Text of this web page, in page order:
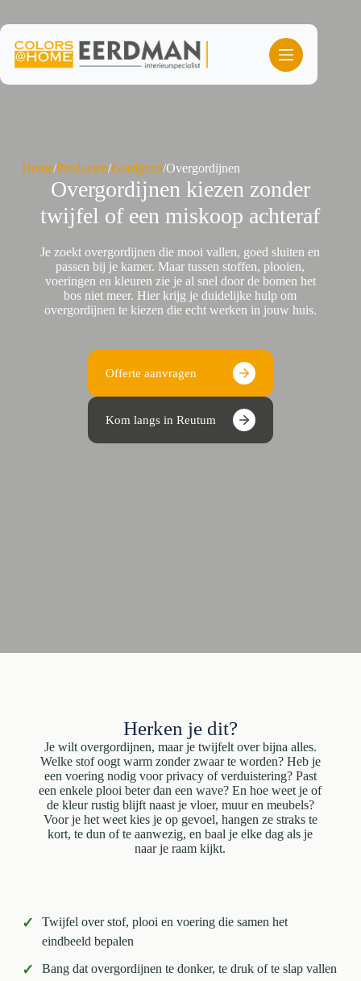
de
inhoud
Home/Producten/Gordijnen/Overgordijnen
Overgordijnen kiezen zonder
twijfel of een miskoop achteraf
Je zoekt overgordijnen die mooi vallen, goed sluiten en
passen bij je kamer. Maar tussen stoffen, plooien,
voeringen en kleuren zie je al snel door de bomen het
bos niet meer. Hier krijg je duidelijke hulp om
overgordijnen te kiezen die echt werken in jouw huis.
Offerte aanvragen
Kom langs in Reutum
Herken je dit?
Je wilt overgordijnen, maar je twijfelt over bijna alles.
Welke stof oogt warm zonder zwaar te worden? Heb je
een voering nodig voor privacy of verduistering? Past
een enkele plooi beter dan een wave? En hoe weet je of
de kleur rustig blijft naast je vloer, muur en meubels?
Voor je het weet kies je op gevoel, hangen ze straks te
kort, te dun of te aanwezig, en baal je elke dag als je
naar je raam kijkt.
✓
Twijfel over stof, plooi en voering die samen het
eindbeeld bepalen
✓ Bang dat overgordijnen te donker, te druk of te slap vallen